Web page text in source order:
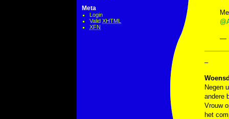
Meta
Login
Valid XHTML
XFN
—
–
Negen
andere
Vrouw
het